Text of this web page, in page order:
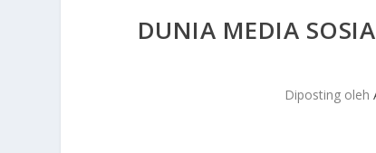
DUNIA MEDIA
Diposting oleh